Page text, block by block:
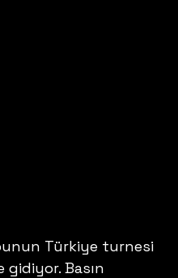
Türkiye turnesi
gidiyor. Basın